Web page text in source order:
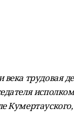
века трудовая